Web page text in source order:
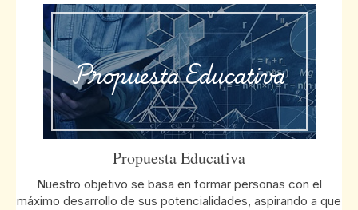
Propuesta Educativa
Propuesta Educativa
Nuestro objetivo se basa en formar personas con el
máximo desarrollo de sus potencialidades, aspirando a que